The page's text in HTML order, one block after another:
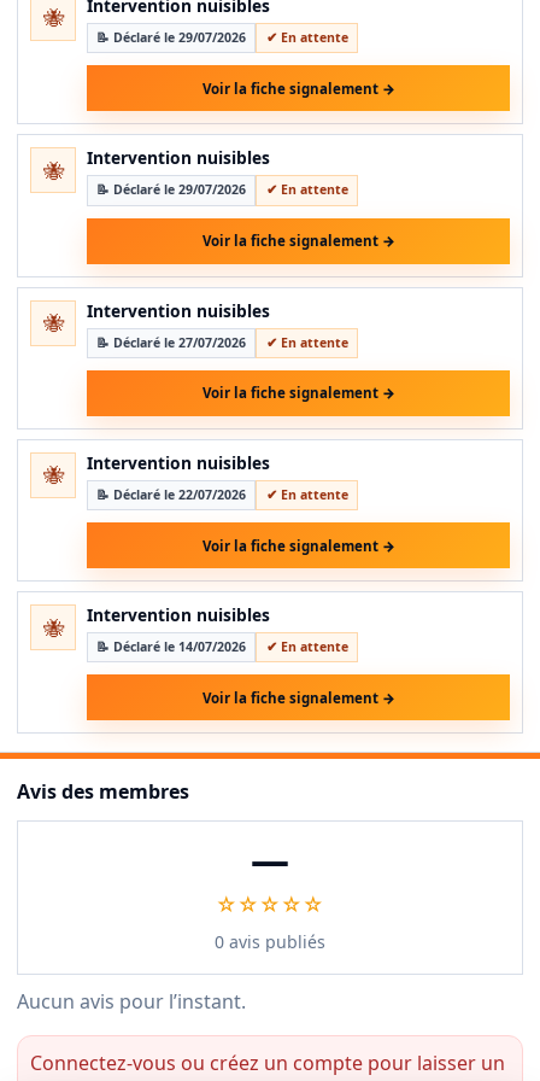
🐝 Intervention nuisibles
📝 Déclaré le 29/07/2026 ✔ En attente
Voir la fiche signalement →
🐝 Intervention nuisibles
📝 Déclaré le 29/07/2026 ✔ En attente
Voir la fiche signalement →
🐝 Intervention nuisibles
📝 Déclaré le 27/07/2026 ✔ En attente
Voir la fiche signalement →
🐝 Intervention nuisibles
📝 Déclaré le 22/07/2026 ✔ En attente
Voir la fiche signalement →
🐝 Intervention nuisibles
📝 Déclaré le 14/07/2026 ✔ En attente
Voir la fiche signalement →
Avis des membres
—
☆☆☆☆☆
0 avis publiés
Aucun avis pour l’instant.
Connectez-vous ou créez un compte pour laisser un